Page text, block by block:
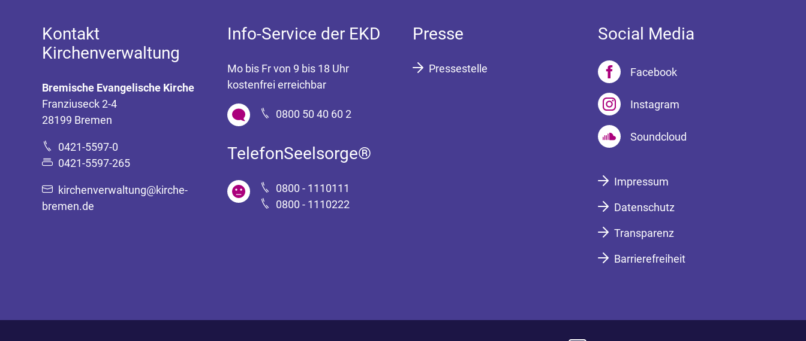
Kontakt
Kirchenverwaltung
Bremische Evangelische Kirche
Franziuseck 2-4
28199 Bremen
0421-5597-0
0421-5597-265
kirchenverwaltung@kirche-
bremen.de
Info-Service der EKD
Mo bis Fr von 9 bis 18 Uhr
kostenfrei erreichbar
0800 50 40 60 2
TelefonSeelsorge®
0800 - 1110111
0800 - 1110222
Presse
Pressestelle
Social Media
Facebook
Instagram
Soundcloud
Impressum
Datenschutz
Transparenz
Barrierefreiheit